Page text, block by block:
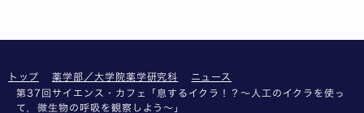
トップ 薬学部／大学院薬学研究科
ニュース
第37回サイエンス・カフェ「息するイクラ！？〜人工のイクラを使っ
て，微生物の呼吸を観察しよう〜」